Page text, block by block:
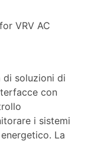
di soluzioni di
con
i sistemi
La